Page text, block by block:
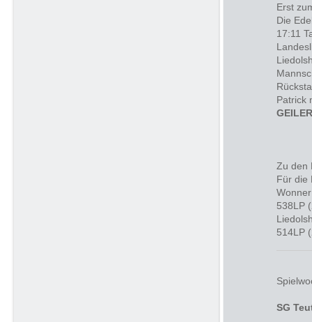
Erst
Die
17:11
Patrick
Zu den
Für die
538LP
514LP
SG